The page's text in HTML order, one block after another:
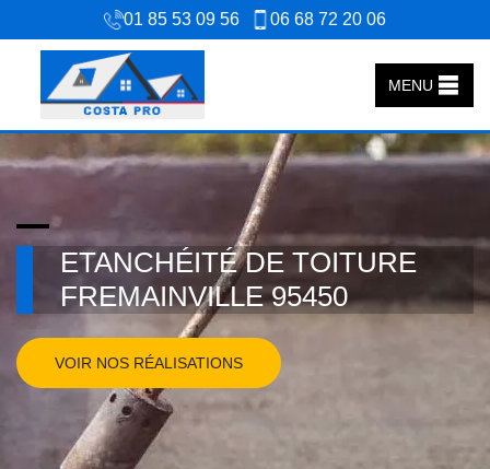
01 85 53 09 56 06 68 72 20 06
MENU
ETANCHÉITÉ DE TOITURE
FREMAINVILLE 95450
VOIR NOS RÉALISATIONS